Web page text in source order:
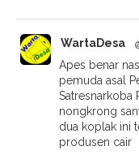
WartaDesa
Apes benar
pemuda asal
Satresnarkoba
nongkrong
dua koplak ini
produsen cair